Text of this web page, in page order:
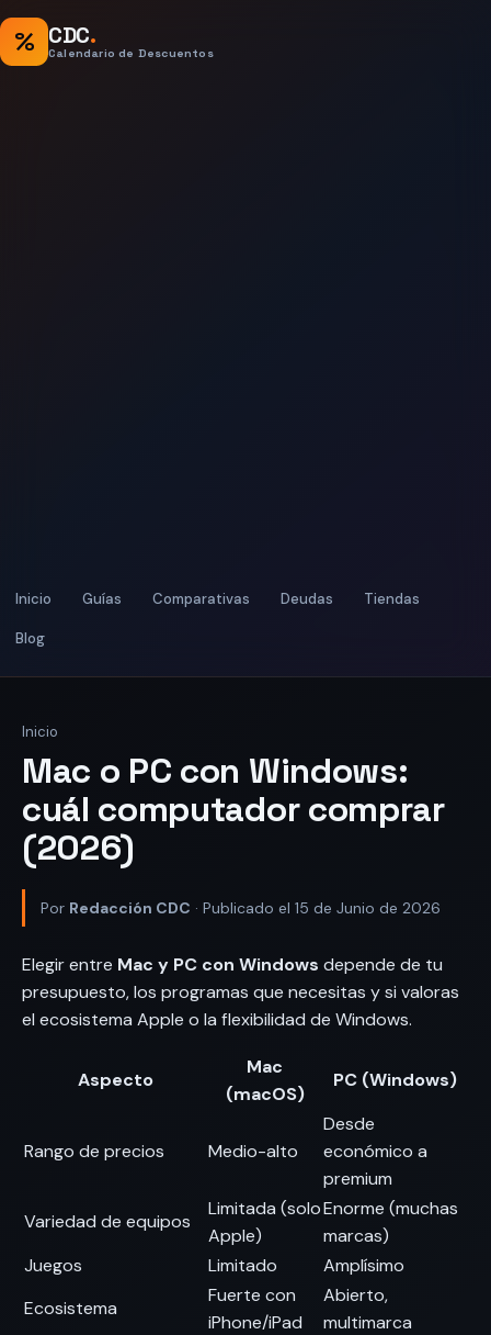
% CDC.
Calendario de Descuentos
Inicio Guías Comparativas Deudas Tiendas
Blog
Inicio
Mac o PC con Windows:
cuál computador comprar
(2026)
Por Redacción CDC · Publicado el 15 de Junio de 2026
Elegir entre Mac y PC con Windows depende de tu
presupuesto, los programas que necesitas y si valoras
el ecosistema Apple o la flexibilidad de Windows.
Aspecto
Mac
(macOS)
PC (Windows)
Rango de precios Medio-alto
Desde
económico a
premium
Variedad de equipos
Limitada (solo
Apple)
Enorme (muchas
marcas)
Juegos
Limitado
Amplísimo
Ecosistema
Fuerte con
iPhone/iPad
Abierto,
multimarca